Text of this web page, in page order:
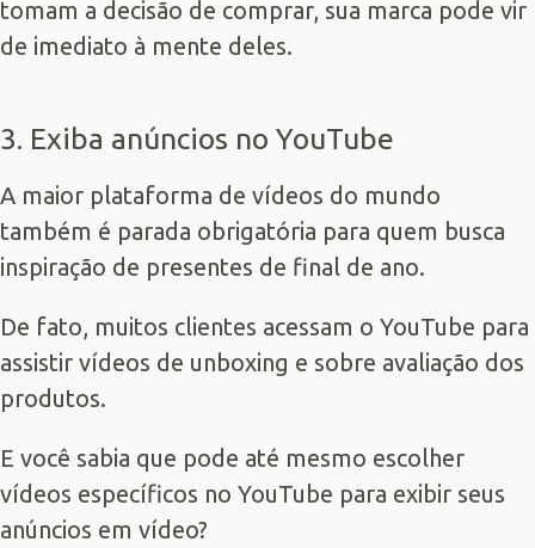
tomam a decisão de comprar, sua marca pode vir
de imediato à mente deles.
3. Exiba anúncios no YouTube
A maior plataforma de vídeos do mundo
também é parada obrigatória para quem busca
inspiração de presentes de final de ano.
De fato, muitos clientes acessam o YouTube para
assistir vídeos de unboxing e sobre avaliação dos
produtos.
E você sabia que pode até mesmo escolher
vídeos específicos no YouTube para exibir seus
anúncios em vídeo?